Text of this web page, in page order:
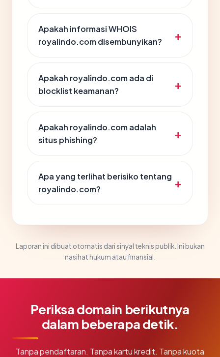
Apakah informasi WHOIS
royalindo.com disembunyikan?
Apakah royalindo.com ada di
blocklist keamanan?
Apakah royalindo.com adalah
situs phishing?
Apa yang terlihat berisiko tentang
royalindo.com?
Laporan ini dibuat otomatis dari sinyal teknis publik. Ini bukan
nasihat hukum atau finansial.
Periksa domain berikutnya
dalam beberapa detik.
Tanpa pendaftaran. Tanpa kartu kredit. Tanpa kuota